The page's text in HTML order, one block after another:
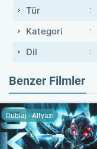
Tür
Kategori
Dil
Benzer Filmler
Dublaj - Altyazı